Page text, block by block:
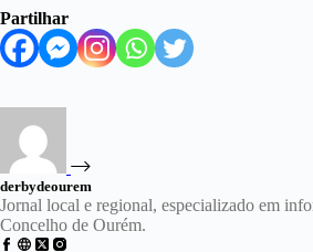
Partilhar
derbydeourem
Jornal local e regional, especializado em
Concelho de Ourém.